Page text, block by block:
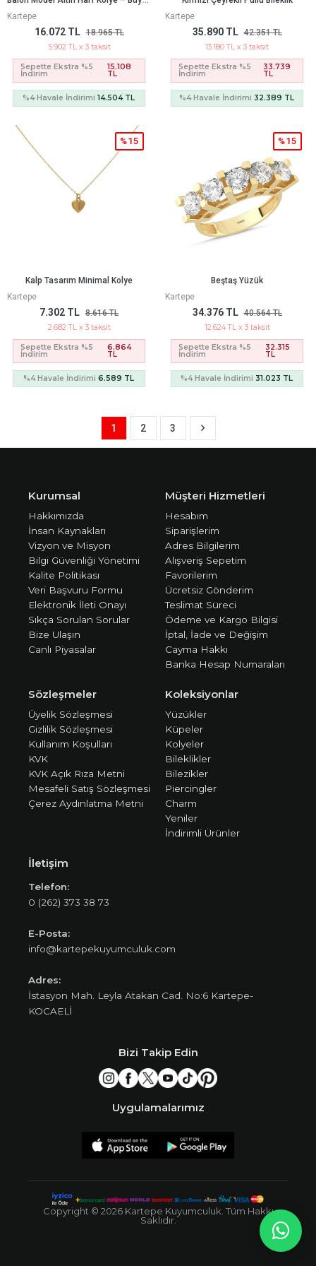
Kartepe
16.072 TL 18.965 TL
5.902 TL x 3 taksit
Sepette Ekstra %5
İndirim
15.108
TL
%4 Havale İndirimi14.504 TL
Kartepe
35.890 TL 42.351 TL
13.180 TL x 3 taksit
Sepette Ekstra %5
İndirim
33.739
TL
%4 Havale İndirimi 32.389 TL
Kalp Tasarım Minimal Kolye
Kartepe
7.302 TL 8.616 TL
%15
2.682 TL x 3 taksit
Sepette Ekstra %5
İndirim
6.864
TL
%4 Havale İndirimi6.589 TL
Beştaş Yüzük
Kartepe
34.376 TL 40.564 TL
%15
12.624 TL x 3 taksit
Sepette Ekstra %5
İndirim
32.315
TL
%4 Havale İndirimi 31.023 TL
1 2 3
Kurumsal
Hakkımızda
İnsan Kaynakları
Vizyon ve Misyon
Bilgi Güvenliği Yönetimi
Kalite Politikası
Veri Başvuru Formu
Elektronik İleti Onayı
Sıkça Sorulan Sorular
Bize Ulaşın
Canlı Piyasalar
Müşteri Hizmetleri
Hesabım
Siparişlerim
Adres Bilgilerim
Alışveriş Sepetim
Favorilerim
Ücretsiz Gönderim
Teslimat Süreci
Ödeme ve Kargo Bilgisi
İptal, İade ve Değişim
Cayma Hakkı
Banka Hesap Numaraları
Sözleşmeler
Üyelik Sözleşmesi
Gizlilik Sözleşmesi
Kullanım Koşulları
KVK
KVK Açık Rıza Metni
Mesafeli Satış Sözleşmesi
Çerez Aydınlatma Metni
Koleksiyonlar
Yüzükler
Küpeler
Kolyeler
Bileklikler
Bilezikler
Piercingler
Charm
Yeniler
İndirimli Ürünler
İletişim
Telefon:
0 (262) 373 38 73
E-Posta:
info@kartepekuyumculuk.com
Adres:
İstasyon Mah. Leyla Atakan Cad. No:6 Kartepe-
KOCAELİ
Bizi Takip Edin
Uygulamalarımız
Copyright © 2026 Kartepe Kuyumculuk. Tüm Hakkı
Saklıdır.